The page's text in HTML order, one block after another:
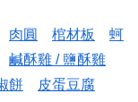
肉圓 棺材板
蚵
鹹酥雞 / 鹽酥雞
餅 皮蛋豆腐